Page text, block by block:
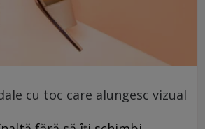
cu toc care alungesc vizual